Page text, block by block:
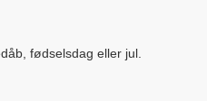
fødselsdag eller jul.